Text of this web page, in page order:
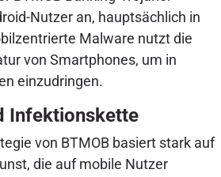
Nutzer an, hauptsächlich in
Malware nutzt die
von Smartphones, um in
einzudringen.
Infektionskette
von BTMOB basiert stark auf
die auf mobile Nutzer